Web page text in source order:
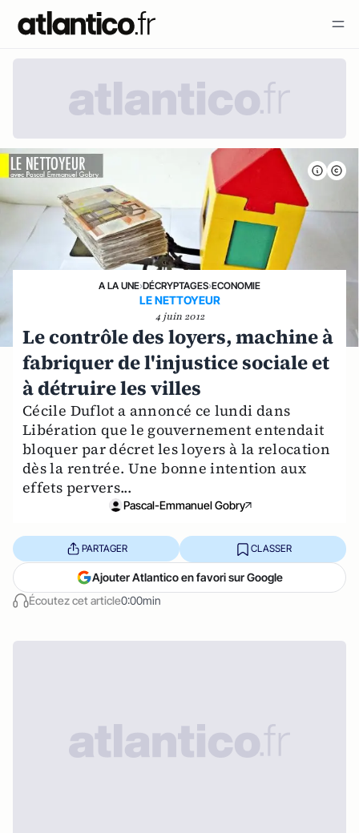
A LA UNE›DÉCRYPTAGES›ECONOMIE
LE NETTOYEUR
4 juin 2012
Le contrôle des loyers, machine à
fabriquer de l'injustice sociale et
à détruire les villes
Cécile Duflot a annoncé ce lundi dans
Libération que le gouvernement entendait
bloquer par décret les loyers à la relocation
dès la rentrée. Une bonne intention aux
effets pervers...
Pascal-Emmanuel Gobry
Écoutez cet article0:00min
PARTAGER CLASSER
Ajouter Atlantico en favori sur Google